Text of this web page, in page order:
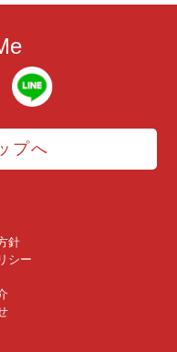
プへ
針
シー